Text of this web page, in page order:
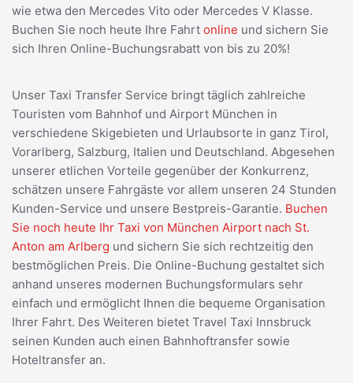
wie etwa den Mercedes Vito oder Mercedes V Klasse.
Buchen Sie noch heute Ihre Fahrt online und sichern Sie
sich Ihren Online-Buchungsrabatt von bis zu 20%!
Unser Taxi Transfer Service bringt täglich zahlreiche
Touristen vom Bahnhof und Airport München in
verschiedene Skigebieten und Urlaubsorte in ganz Tirol,
Vorarlberg, Salzburg, Italien und Deutschland. Abgesehen
unserer etlichen Vorteile gegenüber der Konkurrenz,
schätzen unsere Fahrgäste vor allem unseren 24 Stunden
Kunden-Service und unsere Bestpreis-Garantie. Buchen
Sie noch heute Ihr Taxi von München Airport nach St.
Anton am Arlberg und sichern Sie sich rechtzeitig den
bestmöglichen Preis. Die Online-Buchung gestaltet sich
anhand unseres modernen Buchungsformulars sehr
einfach und ermöglicht Ihnen die bequeme Organisation
Ihrer Fahrt. Des Weiteren bietet Travel Taxi Innsbruck
seinen Kunden auch einen Bahnhoftransfer sowie
Hoteltransfer an.